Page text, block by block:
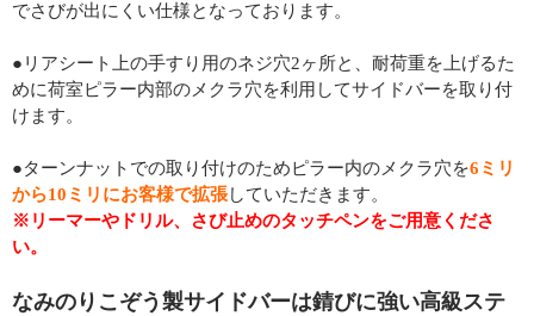
でさびが出にくい仕様となっております。
●リアシート上の手すり用のネジ穴2ヶ所と、耐荷重を上げるた
めに荷室ピラー内部のメクラ穴を利用してサイドバーを取り付
けます。
●ターンナットでの取り付けのためピラー内のメクラ穴を6ミリ
から10ミリにお客様で拡張していただきます。
※リーマーやドリル、さび止めのタッチペンをご用意くださ
い。
なみのりこぞう製サイドバーは錆びに強い高級ステ